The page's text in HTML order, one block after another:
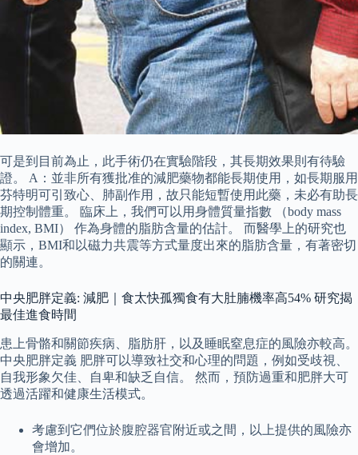
可是到目前為止，此手術仍在實驗階段，其長期效果則有待驗
證。 A：並非所有獲批准的減肥藥物都能長期使用，如長期服用
芬特明可引致心、肺副作用，故只能短暫使用此藥，未必有助長
期控制體重。 臨床上，我們可以用身體質量指數 （body mass
index, BMI） 作為身體的脂肪含量的估計。 而醫學上的研究也
顯示，BMI和以磁力共震等方式量度出來的脂肪含量，有著密切
的關連。
中央肥胖定義: 減肥｜食太快孤獨食有大肚腩機率高54% 研究揭
最佳進食時間
患上骨骼和關節疾病、脂肪肝，以及睡眠窒息症的風險亦較高。
中央肥胖定義 肥胖可以導致社交和心理的問題，例如受歧視、
自我形象欠佳、自卑和缺乏自信。 然而，預防過重和肥胖大可
透過活躍和健康生活模式。
考慮到它們位於腹腔器官附近或之間，以上提供的風險亦
會增加。